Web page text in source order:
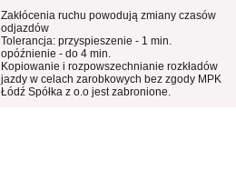
Zakłócenia ruchu powodują zmiany czasów
odjazdów
Tolerancja: przyspieszenie - 1 min.
opóźnienie - do 4 min.
Kopiowanie i rozpowszechnianie rozkładów
jazdy w celach zarobkowych bez zgody MPK
Łódź Spółka z o.o jest zabronione.